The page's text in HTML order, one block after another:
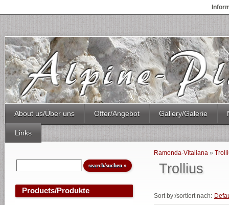
About us/Über uns Offer/Angebot Gallery/Galerie
Links
Products/Produkte
Trollius
Ramonda-Vitaliana»
Sort by:/sortiert nach: